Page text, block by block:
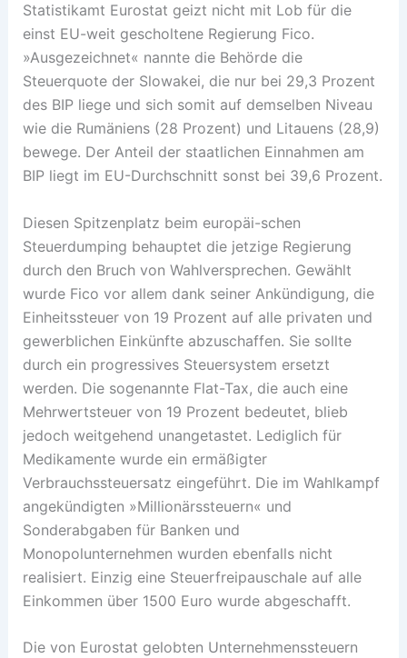
Statistikamt Eurostat geizt nicht mit Lob für die
einst EU-weit gescholtene Regierung Fico.
»Ausgezeichnet« nannte die Behörde die
Steuerquote der Slowakei, die nur bei 29,3 Prozent
des BIP liege und sich somit auf demselben Niveau
wie die Rumäniens (28 Prozent) und Litauens (28,9)
bewege. Der Anteil der staatlichen Einnahmen am
BIP liegt im EU-Durchschnitt sonst bei 39,6 Prozent.
Diesen Spitzenplatz beim europäi-schen
Steuerdumping behauptet die jetzige Regierung
durch den Bruch von Wahlversprechen. Gewählt
wurde Fico vor allem dank seiner Ankündigung, die
Einheitssteuer von 19 Prozent auf alle privaten und
gewerblichen Einkünfte abzuschaffen. Sie sollte
durch ein progressives Steuersystem ersetzt
werden. Die sogenannte Flat-Tax, die auch eine
Mehrwertsteuer von 19 Prozent bedeutet, blieb
jedoch weitgehend unangetastet. Lediglich für
Medikamente wurde ein ermäßigter
Verbrauchssteuersatz eingeführt. Die im Wahlkampf
angekündigten »Millionärssteuern« und
Sonderabgaben für Banken und
Monopolunternehmen wurden ebenfalls nicht
realisiert. Einzig eine Steuerfreipauschale auf alle
Einkommen über 1500 Euro wurde abgeschafft.
Die von Eurostat gelobten Unternehmenssteuern